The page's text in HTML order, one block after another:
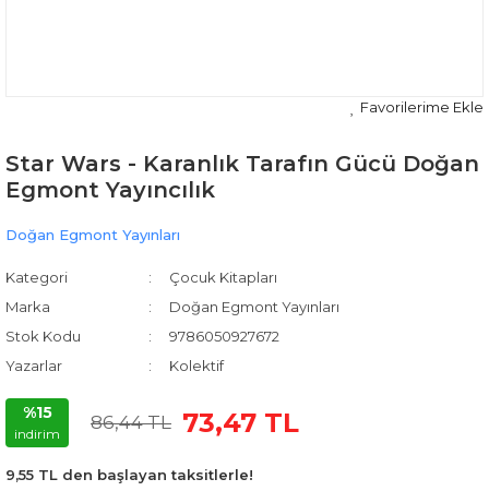
Star Wars - Karanlık Tarafın Gücü Doğan
Egmont Yayıncılık
Doğan Egmont Yayınları
Kategori
Çocuk Kitapları
Marka
Doğan Egmont Yayınları
Stok Kodu
9786050927672
Yazarlar
Kolektif
%15
indirim
86,44 TL 73,47 TL
9,55 TL den başlayan taksitlerle!